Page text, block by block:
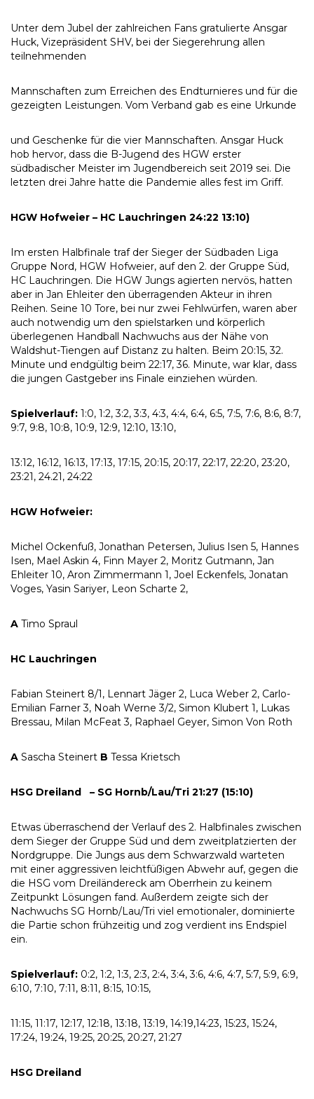
Unter dem Jubel der zahlreichen Fans gratulierte Ansgar
Huck, Vizepräsident SHV, bei der Siegerehrung allen
teilnehmenden
Mannschaften zum Erreichen des Endturnieres und für die
gezeigten Leistungen. Vom Verband gab es eine Urkunde
und Geschenke für die vier Mannschaften. Ansgar Huck
hob hervor, dass die B-Jugend des HGW erster
südbadischer Meister im Jugendbereich seit 2019 sei. Die
letzten drei Jahre hatte die Pandemie alles fest im Griff.
HGW Hofweier – HC Lauchringen 24:22 13:10)
Im ersten Halbfinale traf der Sieger der Südbaden Liga
Gruppe Nord, HGW Hofweier, auf den 2. der Gruppe Süd,
HC Lauchringen. Die HGW Jungs agierten nervös, hatten
aber in Jan Ehleiter den überragenden Akteur in ihren
Reihen. Seine 10 Tore, bei nur zwei Fehlwürfen, waren aber
auch notwendig um den spielstarken und körperlich
überlegenen Handball Nachwuchs aus der Nähe von
Waldshut-Tiengen auf Distanz zu halten. Beim 20:15, 32.
Minute und endgültig beim 22:17, 36. Minute, war klar, dass
die jungen Gastgeber ins Finale einziehen würden.
Spielverlauf: 1:0, 1:2, 3:2, 3:3, 4:3, 4:4, 6:4, 6:5, 7:5, 7:6, 8:6, 8:7,
9:7, 9:8, 10:8, 10:9, 12:9, 12:10, 13:10,
13:12, 16:12, 16:13, 17:13, 17:15, 20:15, 20:17, 22:17, 22:20, 23:20,
23:21, 24.21, 24:22
HGW Hofweier:
Michel Ockenfuß, Jonathan Petersen, Julius Isen 5, Hannes
Isen, Mael Askin 4, Finn Mayer 2, Moritz Gutmann, Jan
Ehleiter 10, Aron Zimmermann 1, Joel Eckenfels, Jonatan
Voges, Yasin Sariyer, Leon Scharte 2,
A Timo Spraul
HC Lauchringen
Fabian Steinert 8/1, Lennart Jäger 2, Luca Weber 2, Carlo-
Emilian Farner 3, Noah Werne 3/2, Simon Klubert 1, Lukas
Bressau, Milan McFeat 3, Raphael Geyer, Simon Von Roth
A Sascha Steinert B Tessa Krietsch
HSG Dreiland – SG Hornb/Lau/Tri 21:27 (15:10)
Etwas überraschend der Verlauf des 2. Halbfinales zwischen
dem Sieger der Gruppe Süd und dem zweitplatzierten der
Nordgruppe. Die Jungs aus dem Schwarzwald warteten
mit einer aggressiven leichtfüßigen Abwehr auf, gegen die
die HSG vom Dreiländereck am Oberrhein zu keinem
Zeitpunkt Lösungen fand. Außerdem zeigte sich der
Nachwuchs SG Hornb/Lau/Tri viel emotionaler, dominierte
die Partie schon frühzeitig und zog verdient ins Endspiel
ein.
Spielverlauf: 0:2, 1:2, 1:3, 2:3, 2:4, 3:4, 3:6, 4:6, 4:7, 5:7, 5:9, 6:9,
6:10, 7:10, 7:11, 8:11, 8:15, 10:15,
11:15, 11:17, 12:17, 12:18, 13:18, 13:19, 14:19,14:23, 15:23, 15:24,
17:24, 19:24, 19:25, 20:25, 20:27, 21:27
HSG Dreiland